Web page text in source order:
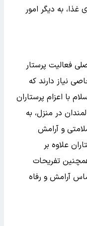
غذا، به دیگر امور
فعالیت پرستار
نیاز دارند که
با اعزام پرستاران
در منزل، به
و آرامش
علاوه بر
تفریحات
آرامش و رفاه